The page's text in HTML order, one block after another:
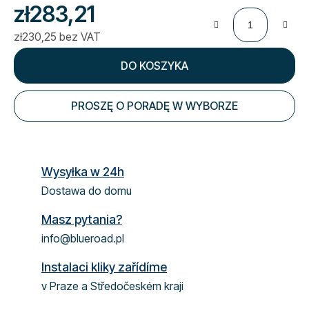
zł283,21
zł230,25 bez VAT
Cena jednostkowa:
DO KOSZYKA
PROSZĘ O PORADĘ W WYBORZE
Wysyłka w 24h
Dostawa do domu
Masz pytania?
info@blueroad.pl
Instalaci kliky zařídíme
v Praze a Středočeském kraji